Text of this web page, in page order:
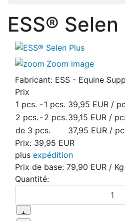
ESS® Selen
Zoom image
Fabricant: ESS - Equine
Prix
1 pcs. -1 pcs. 39,95 EUR /
2 pcs. -2 pcs. 39,15 EUR /
de 3 pcs.
37,95 EUR /
Prix: 39,95 EUR
plus expédition
Prix de base: 79,90 EUR / Kg
Quantité: